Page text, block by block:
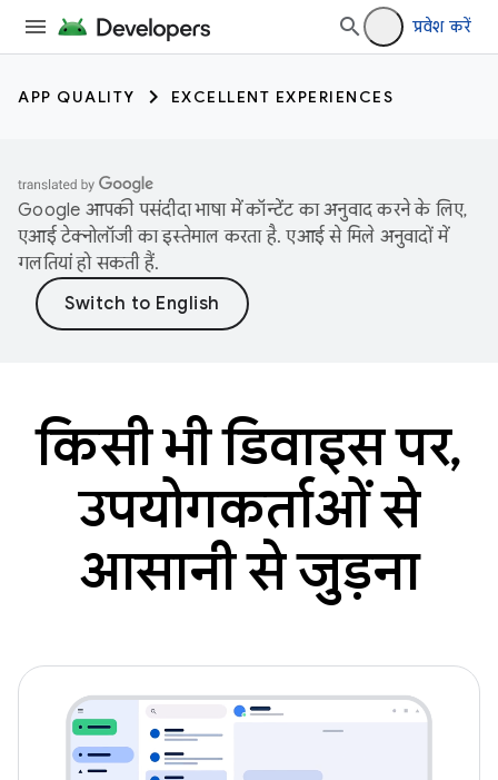
प्रवेश करें
APP QUALITY EXCELLENT EXPERIENCES
Google आपकी पसंदीदा भाषा में कॉन्टेंट का अनुवाद करने के लिए,
एआई टेक्नोलॉजी का इस्तेमाल करता है. एआई से मिले अनुवादों में
गलतियां हो सकती हैं.
किसी भी डिवाइस पर,
उपयोगकर्ताओं से
आसानी से जुड़ना